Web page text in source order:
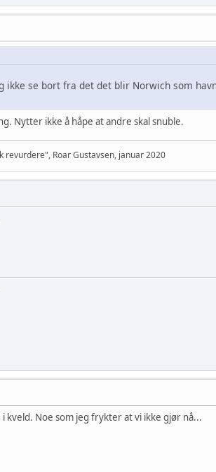
ikke se bort fra det det blir Norwich som
Nytter ikke å håpe at andre skal snuble.
revurdere", Roar Gustavsen, januar 2020
kveld. Noe som jeg frykter at vi ikke gjør nå...